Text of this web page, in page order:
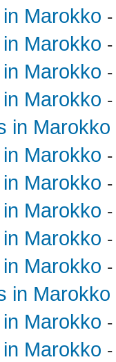
Marokko
Marokko
Marokko
Marokko
in Marokko
Marokko
Marokko
Marokko
Marokko
Marokko
in Marokko
Marokko
Marokko